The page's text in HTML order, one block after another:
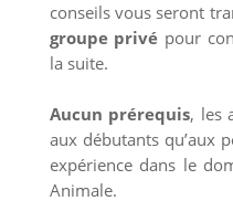
conseils vous seront
groupe privé pour
la suite.
Aucun prérequis, les
aux débutants qu’aux
expérience dans le
Animale.